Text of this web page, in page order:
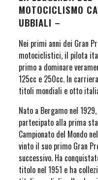
MOTOCICLISMO
UBBIALI –
Nei primi anni dei Gran
motociclistici, il pilota
primo a dominare
125cc e 250cc. In
titoli mondiali e otto
Nato a Bergamo nel
partecipato alla prima
Campionato del Mondo
vinto il suo primo Gran
successivo. Ha
titolo nel 1951 e ha